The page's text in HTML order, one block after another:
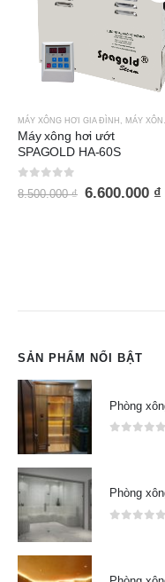
MÁY XÔNG HƠI GIA ĐÌNH , MÁY XÔNG HƠI ƯỚT SPAGOLD
Máy xông hơi ướt
SPAGOLD HA-60S
out of 5
8.500.000₫ 6.600.000 ₫
SẢN PHẨM NỔI BẬT
Phòng
Phòng